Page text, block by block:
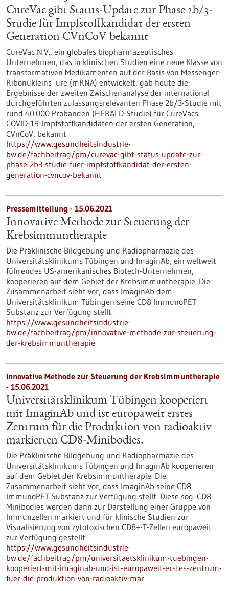
CureVac gibt Status-Update zur Phase 2b/3-
Studie für Impfstoffkandidat der ersten
Generation CVnCoV bekannt
CureVac N.V., ein globales biopharmazeutisches
Unternehmen, das in klinischen Studien eine neue Klasse von
transformativen Medikamenten auf der Basis von Messenger-
Ribonukleins ure (mRNA) entwickelt, gab heute die
Ergebnisse der zweiten Zwischenanalyse der international
durchgeführten zulassungsrelevanten Phase 2b/3-Studie mit
rund 40.000 Probanden (HERALD-Studie) für CureVacs
COVID-19-Impfstoffkandidaten der ersten Generation,
CVnCoV, bekannt.
https://www.gesundheitsindustrie-
bw.de/fachbeitrag/pm/curevac-gibt-status-update-zur-
phase-2b3-studie-fuer-impfstoffkandidat-der-ersten-
generation-cvncov-bekannt
Pressemitteilung - 15.06.2021
Innovative Methode zur Steuerung der
Krebsimmuntherapie
Die Präklinische Bildgebung und Radiopharmazie des
Universitätsklinikums Tübingen und ImaginAb, ein weltweit
führendes US-amerikanisches Biotech-Unternehmen,
kooperieren auf dem Gebiet der Krebsimmuntherapie. Die
Zusammenarbeit sieht vor, dass ImaginAb dem
Universitätsklinikum Tübingen seine CD8 ImmunoPET
Substanz zur Verfügung stellt.
https://www.gesundheitsindustrie-
bw.de/fachbeitrag/pm/innovative-methode-zur-steuerung-
der-krebsimmuntherapie
Innovative Methode zur Steuerung der Krebsimmuntherapie
- 15.06.2021
Universitätsklinikum Tübingen kooperiert
mit ImaginAb und ist europaweit erstes
Zentrum für die Produktion von radioaktiv
markierten CD8-Minibodies.
Die Präklinische Bildgebung und Radiopharmazie des
Universitätsklinikums Tübingen und ImaginAb kooperieren
auf dem Gebiet der Krebsimmuntherapie. Die
Zusammenarbeit sieht vor, dass ImaginAb seine CD8
ImmunoPET Substanz zur Verfügung stellt. Diese sog. CD8-
Minibodies werden dann zur Darstellung einer Gruppe von
Immunzellen markiert und für klinische Studien zur
Visualisierung von zytotoxischen CD8+-T-Zellen europaweit
zur Verfügung gestellt.
https://www.gesundheitsindustrie-
bw.de/fachbeitrag/pm/universitaetsklinikum-tuebingen-
kooperiert-mit-imaginab-und-ist-europaweit-erstes-zentrum-
fuer-die-produktion-von-radioaktiv-mar